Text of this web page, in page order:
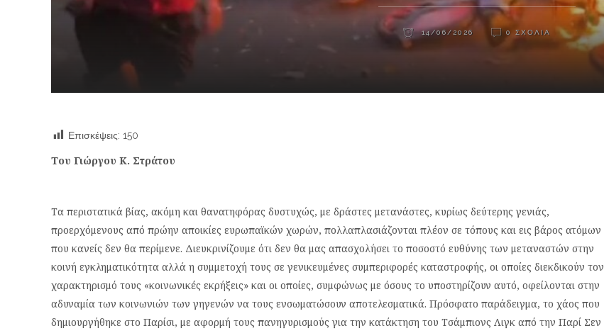
14/06/2026 0 ΣΧΌΛΙΑ
Επισκέψεις: 150
Του Γιώργου Κ. Στράτου
Τα περιστατικά βίας, ακόμη και θανατηφόρας δυστυχώς, με δράστες μετανάστες, κυρίως δεύτερης γενιάς,
προερχόμενους από πρώην αποικίες ευρωπαϊκών χωρών, πολλαπλασιάζονται πλέον σε τόπους και εις βάρος ατόμων
που κανείς δεν θα περίμενε. Διευκρινίζουμε ότι δεν θα μας απασχολήσει το ποσοστό ευθύνης των μεταναστών στην
κοινή εγκληματικότητα αλλά η συμμετοχή τους σε γενικευμένες συμπεριφορές καταστροφής, οι οποίες διεκδικούν τον
χαρακτηρισμό τους «κοινωνικές εκρήξεις» και οι οποίες, συμφώνως με όσους το υποστηρίζουν αυτό, οφείλονται στην
αδυναμία των κοινωνιών των γηγενών να τους ενσωματώσουν αποτελεσματικά. Πρόσφατο παράδειγμα, το χάος που
δημιουργήθηκε στο Παρίσι, με αφορμή τους πανηγυρισμούς για την κατάκτηση του Τσάμπιονς Λιγκ από την Παρί Σεν